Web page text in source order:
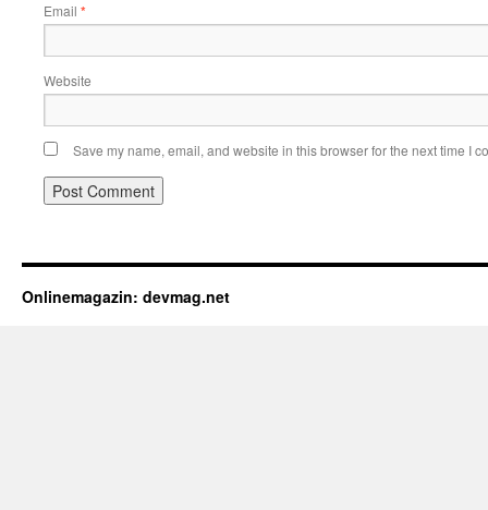
Email *
Website
Save my name, email, and website in this browser for the next time I
Onlinemagazin: devmag.net